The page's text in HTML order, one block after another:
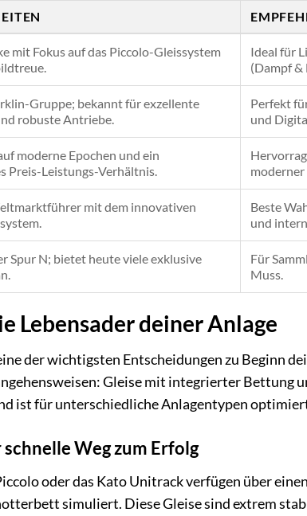
mit Fokus auf das Piccolo-Gleissystem
Ideal für
(Dampf &
Gruppe; bekannt für exzellente
robuste Antriebe.
Perfekt
und
moderne Epochen und ein
Preis-Leistungs-Verhältnis.
moderner
mit dem innovativen
Beste
und
Spur N; bietet heute viele exklusive
Für
Muss.
Lebensader deiner Anlage
der wichtigsten Entscheidungen zu Beginn
Gleise mit integrierter Bettung
ist für unterschiedliche Anlagentypen
Weg zum Erfolg
oder das Kato Unitrack verfügen über
simuliert. Diese Gleise sind extrem